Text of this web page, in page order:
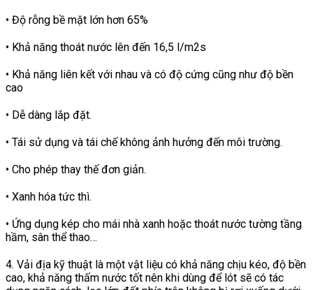
• Độ rỗng bề mặt lớn hơn 65%
• Khả năng thoát nước lên đến 16,5 l/m2s
• Khả năng liên kết với nhau và có độ cứng cũng như độ bền
cao
• Dễ dàng lắp đặt.
• Tái sử dụng và tái chế không ảnh hưởng đến môi trường.
• Cho phép thay thế đơn giản.
• Xanh hóa tức thì.
• Ứng dụng kép cho mái nhà xanh hoặc thoát nước tường tầng
hầm, sân thể thao…
4. Vải địa kỹ thuật là một vật liệu có khả năng chịu kéo, độ bền
cao, khả năng thấm nước tốt nên khi dùng để lót sẽ có tác